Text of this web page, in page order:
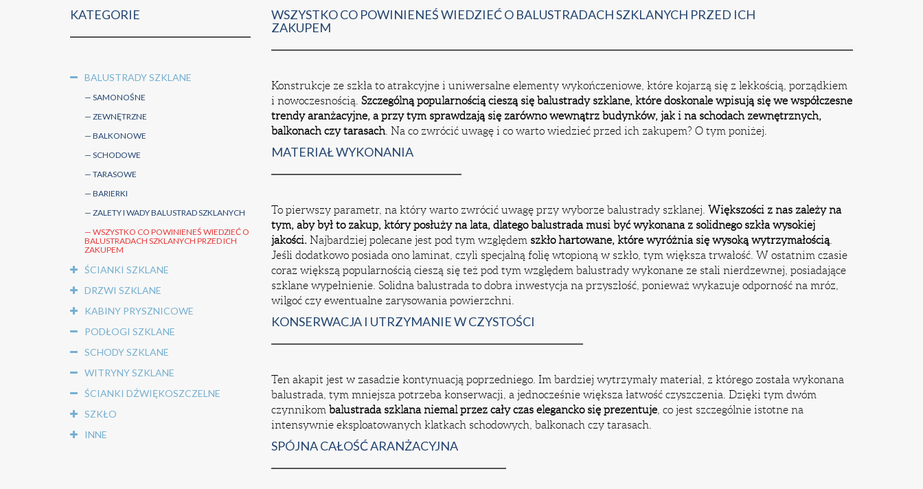
KATEGORIE
BALUSTRADY SZKLANE
SAMONOŚNE
ZEWNĘTRZNE
BALKONOWE
SCHODOWE
TARASOWE
BARIERKI
ZALETY I WADY BALUSTRAD SZKLANYCH
WSZYSTKO CO POWINIENEŚ WIEDZIEĆ O
BALUSTRADACH SZKLANYCH PRZED ICH
ZAKUPEM
ŚCIANKI SZKLANE
DRZWI SZKLANE
KABINY PRYSZNICOWE
PODŁOGI SZKLANE
SCHODY SZKLANE
WITRYNY SZKLANE
ŚCIANKI DŹWIĘKOSZCZELNE
SZKŁO
INNE
WSZYSTKO CO POWINIENEŚ WIEDZIEĆ O BALUSTRADACH SZKLANYCH PRZED ICH
ZAKUPEM
Konstrukcje ze szkła to atrakcyjne i uniwersalne elementy wykończeniowe, które kojarzą się z lekkością, porządkiem
i nowoczesnością. Szczególną popularnością cieszą się balustrady szklane, które doskonale wpisują się we współczesne
trendy aranżacyjne, a przy tym sprawdzają się zarówno wewnątrz budynków, jak i na schodach zewnętrznych,
balkonach czy tarasach. Na co zwrócić uwagę i co warto wiedzieć przed ich zakupem? O tym poniżej.
MATERIAŁ WYKONANIA
To pierwszy parametr, na który warto zwrócić uwagę przy wyborze balustrady szklanej. Większości z nas zależy na
tym, aby był to zakup, który posłuży na lata, dlatego balustrada musi być wykonana z solidnego szkła wysokiej
jakości. Najbardziej polecane jest pod tym względem szkło hartowane, które wyróżnia się wysoką wytrzymałością.
Jeśli dodatkowo posiada ono laminat, czyli specjalną folię wtopioną w szkło, tym większa trwałość. W ostatnim czasie
coraz większą popularnością cieszą się też pod tym względem balustrady wykonane ze stali nierdzewnej, posiadające
szklane wypełnienie. Solidna balustrada to dobra inwestycja na przyszłość, ponieważ wykazuje odporność na mróz,
wilgoć czy ewentualne zarysowania powierzchni.
KONSERWACJA I UTRZYMANIE W CZYSTOŚCI
Ten akapit jest w zasadzie kontynuacją poprzedniego. Im bardziej wytrzymały materiał, z którego została wykonana
balustrada, tym mniejsza potrzeba konserwacji, a jednocześnie większa łatwość czyszczenia. Dzięki tym dwóm
czynnikom balustrada szklana niemal przez cały czas elegancko się prezentuje, co jest szczególnie istotne na
intensywnie eksploatowanych klatkach schodowych, balkonach czy tarasach.
SPÓJNA CAŁOŚĆ ARANŻACYJNA